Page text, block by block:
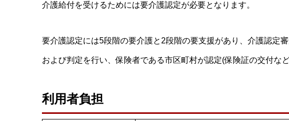
介護給付を受けるためには要介護認定が必要となります。
要介護認定には5段階の要介護と2段階の要支援があり、介護認定
および判定を行い、保険者である市区町村が認定(保険証の交付など
利用者負担